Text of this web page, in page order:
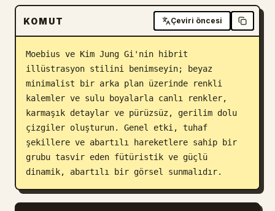
KOMUT Çeviri öncesi
Moebius ve Kim Jung Gi'nin hibrit
illüstrasyon stilini benimseyin; beyaz
minimalist bir arka plan üzerinde renkli
kalemler ve sulu boyalarla canlı renkler,
karmaşık detaylar ve pürüzsüz, gerilim dolu
çizgiler oluşturun. Genel etki, tuhaf
şekillere ve abartılı hareketlere sahip bir
grubu tasvir eden fütüristik ve güçlü
dinamik, abartılı bir görsel sunmalıdır.